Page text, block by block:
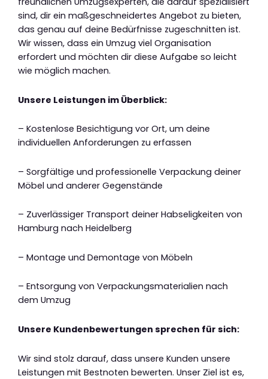
sind, dir ein maßgeschneidertes Angebot zu bieten,
das genau auf deine Bedürfnisse zugeschnitten ist.
Wir wissen, dass ein Umzug viel Organisation
erfordert und möchten dir diese Aufgabe so leicht
wie möglich machen.
Unsere Leistungen im Überblick:
– Kostenlose Besichtigung vor Ort, um deine
individuellen Anforderungen zu erfassen
– Sorgfältige und professionelle Verpackung deiner
Möbel und anderer Gegenstände
– Zuverlässiger Transport deiner Habseligkeiten von
Hamburg nach Heidelberg
– Montage und Demontage von Möbeln
– Entsorgung von Verpackungsmaterialien nach
dem Umzug
Unsere Kundenbewertungen sprechen für sich:
Wir sind stolz darauf, dass unsere Kunden unsere
Leistungen mit Bestnoten bewerten. Unser Ziel ist es,